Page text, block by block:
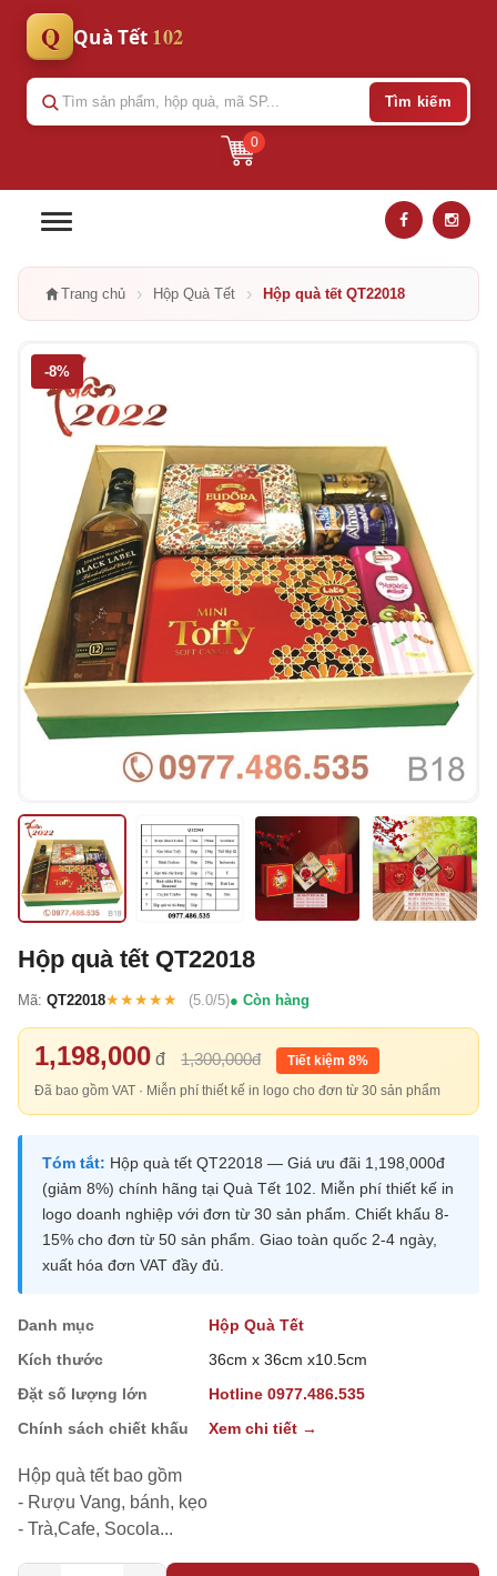
Q Quà Tết 102
0
Tìm kiếm
Trang chủ › Hộp Quà Tết › Hộp quà tết QT22018
-8%
Hộp quà tết QT22018
Mã: QT22018★★★★★ (5.0/5) Còn hàng
1,198,000 đ 1,300,000đ
Tiết kiệm 8%
Đã bao gồm VAT · Miễn phí thiết kế in logo cho đơn từ 30 sản phẩm
Tóm tắt: Hộp quà tết QT22018 — Giá ưu đãi 1,198,000đ
(giảm 8%) chính hãng tại Quà Tết 102. Miễn phí thiết kế in
logo doanh nghiệp với đơn từ 30 sản phẩm. Chiết khấu 8-
15% cho đơn từ 50 sản phẩm. Giao toàn quốc 2-4 ngày,
xuất hóa đơn VAT đầy đủ.
Danh mục
Hộp Quà Tết
Kích thước
36cm x 36cm x10.5cm
Đặt số lượng lớn
Hotline 0977.486.535
Chính sách chiết khấu
Xem chi tiết →
Hộp quà tết bao gồm
- Rượu Vang, bánh, kẹo
- Trà,Cafe, Socola...